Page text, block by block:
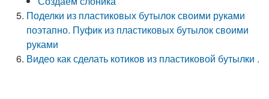
Поделки из пластиковых бутылок своими руками
поэтапно. Пуфик из пластиковых бутылок своими
руками
Видео как сделать котиков из пластиковой бутылки .